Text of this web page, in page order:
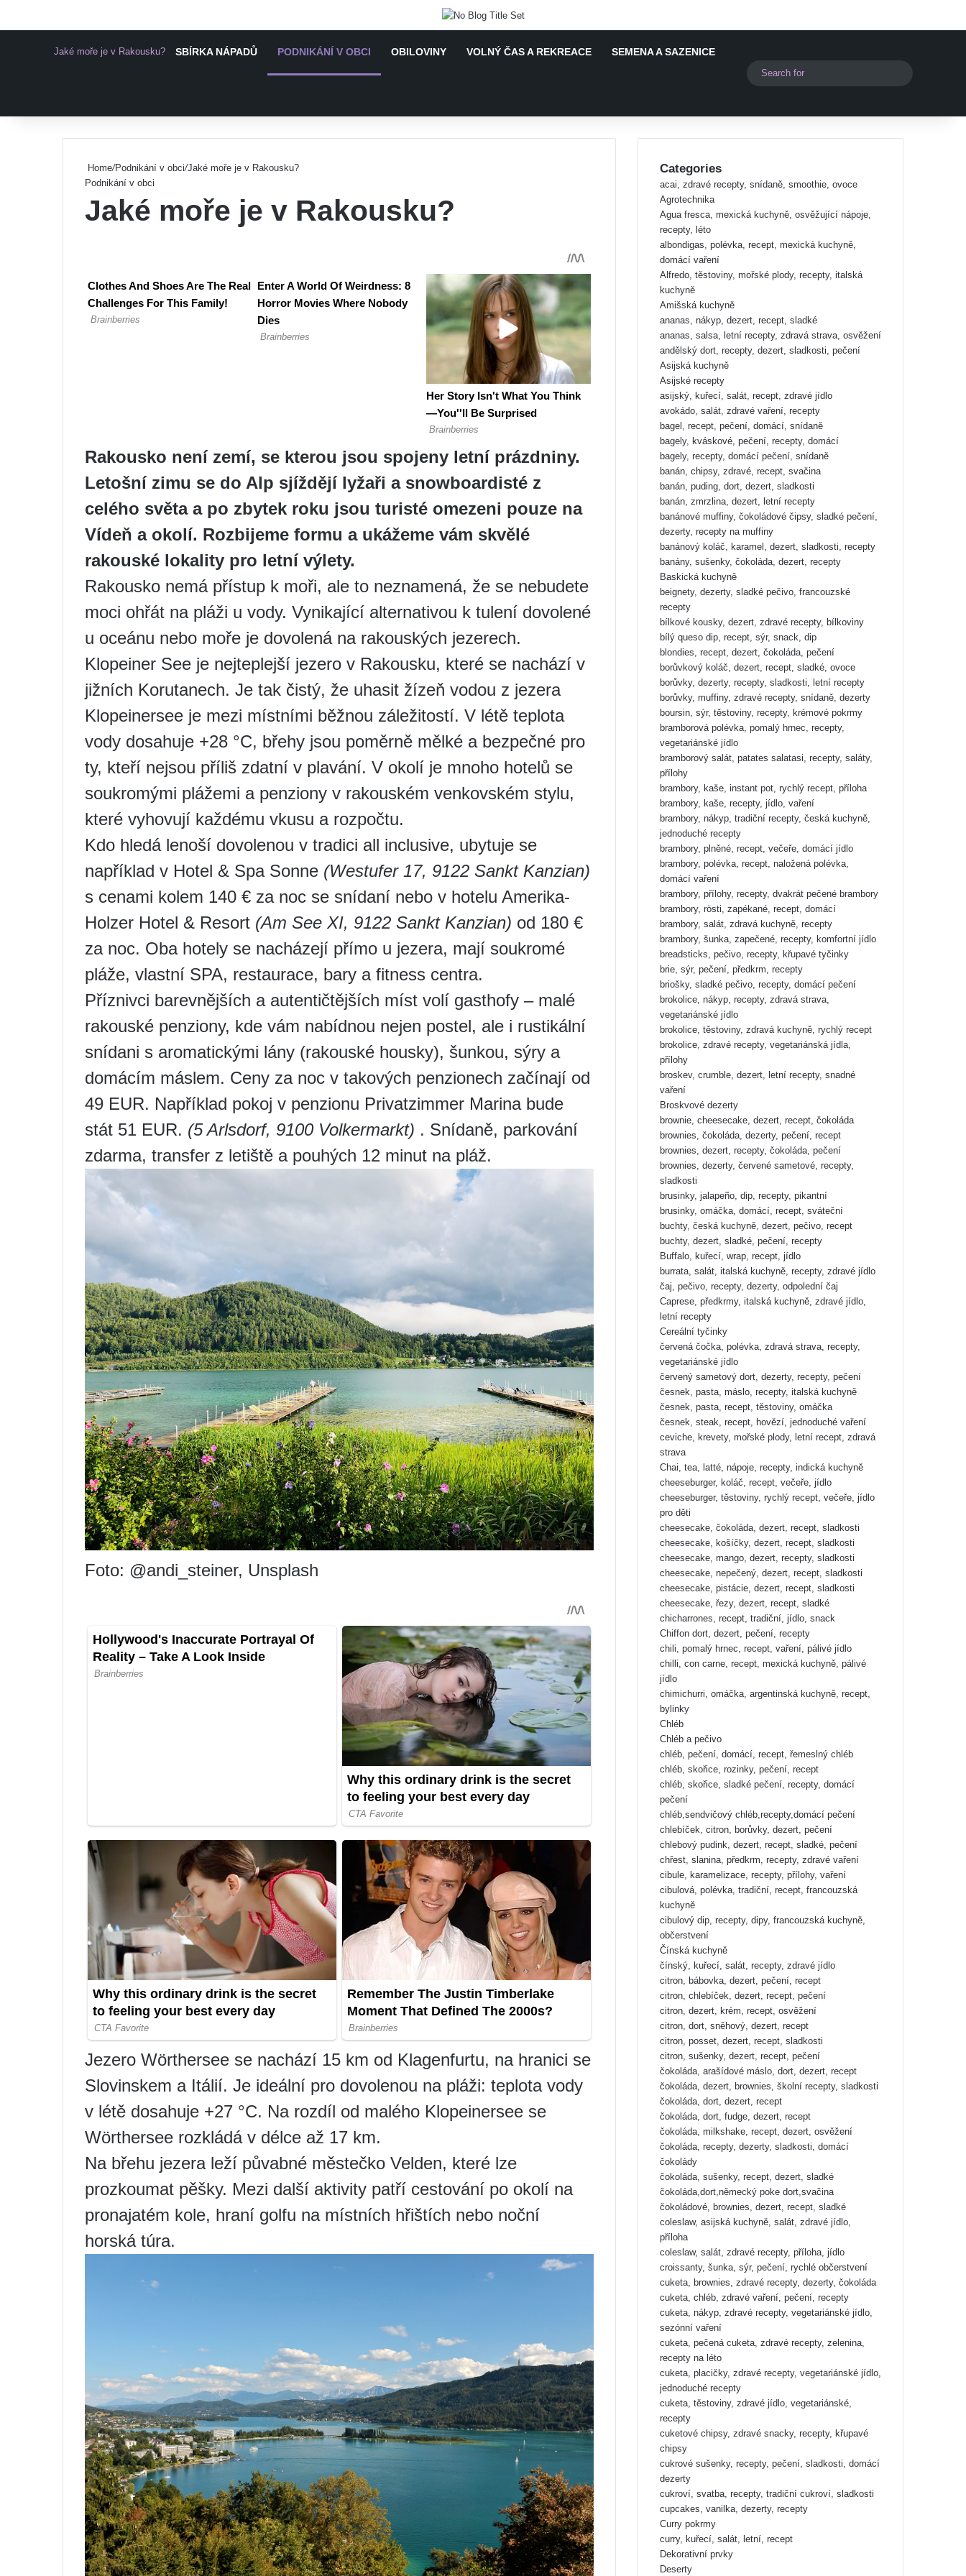
Jaké moře je v Rakousku? SBÍRKA NÁPADŮ PODNIKÁNÍ V OBCI OBILOVINY VOLNÝ ČAS A REKREACE SEMENA A SAZENICE
Switch skin
Home/Podnikání v obci/Jaké moře je v Rakousku?
Podnikání v obci
Jaké moře je v Rakousku?
Rakousko není zemí, se kterou jsou spojeny letní prázdniny.
Letošní zimu se do Alp sjíždějí lyžaři a snowboardisté ​​z
celého světa a po zbytek roku jsou turisté omezeni pouze na
Vídeň a okolí. Rozbijeme formu a ukážeme vám skvělé
rakouské lokality pro letní výlety.
Rakousko nemá přístup k moři, ale to neznamená, že se nebudete
moci ohřát na pláži u vody. Vynikající alternativou k tulení dovolené
u oceánu nebo moře je dovolená na rakouských jezerech.
Klopeiner See je nejteplejší jezero v Rakousku, které se nachází v
jižních Korutanech. Je tak čistý, že uhasit žízeň vodou z jezera
Klopeinersee je mezi místními běžnou záležitostí. V létě teplota
vody dosahuje +28 °C, břehy jsou poměrně mělké a bezpečné pro
ty, kteří nejsou příliš zdatní v plavání. V okolí je mnoho hotelů se
soukromými plážemi a penziony v rakouském venkovském stylu,
které vyhovují každému vkusu a rozpočtu.
Kdo hledá lenoší dovolenou v tradici all inclusive, ubytuje se
například v Hotel & Spa Sonne (Westufer 17, 9122 Sankt Kanzian)
s cenami kolem 140 € za noc se snídaní nebo v hotelu Amerika-
Holzer Hotel & Resort (Am See XI, 9122 Sankt Kanzian) od 180 €
za noc. Oba hotely se nacházejí přímo u jezera, mají soukromé
pláže, vlastní SPA, restaurace, bary a fitness centra.
Příznivci barevnějších a autentičtějších míst volí gasthofy – malé
rakouské penziony, kde vám nabídnou nejen postel, ale i rustikální
snídani s aromatickými lány (rakouské housky), šunkou, sýry a
domácím máslem. Ceny za noc v takových penzionech začínají od
49 EUR. Například pokoj v penzionu Privatzimmer Marina bude
stát 51 EUR. (5 Arlsdorf, 9100 Volkermarkt) . Snídaně, parkování
zdarma, transfer z letiště a pouhých 12 minut na pláž.
Foto: @andi_steiner, Unsplash
Jezero Wörthersee se nachází 15 km od Klagenfurtu, na hranici se
Slovinskem a Itálií. Je ideální pro dovolenou na pláži: teplota vody
v létě dosahuje +27 °C. Na rozdíl od malého Klopeinersee se
Wörthersee rozkládá v délce až 17 km.
Na břehu jezera leží půvabné městečko Velden, které lze
prozkoumat pěšky. Mezi další aktivity patří cestování po okolí na
pronajatém kole, hraní golfu na místních hřištích nebo noční
horská túra.
Categories
acai, zdravé recepty, snídaně, smoothie, ovoce
Agrotechnika
Agua fresca, mexická kuchyně, osvěžující nápoje,
recepty, léto
albondigas, polévka, recept, mexická kuchyně,
domácí vaření
Alfredo, těstoviny, mořské plody, recepty, italská
kuchyně
Amišská kuchyně
ananas, nákyp, dezert, recept, sladké
ananas, salsa, letní recepty, zdravá strava, osvěžení
andělský dort, recepty, dezert, sladkosti, pečení
Asijská kuchyně
Asijské recepty
asijský, kuřecí, salát, recept, zdravé jídlo
avokádo, salát, zdravé vaření, recepty
bagel, recept, pečení, domácí, snídaně
bagely, kváskové, pečení, recepty, domácí
bagely, recepty, domácí pečení, snídaně
banán, chipsy, zdravé, recept, svačina
banán, puding, dort, dezert, sladkosti
banán, zmrzlina, dezert, letní recepty
banánové muffiny, čokoládové čipsy, sladké pečení,
dezerty, recepty na muffiny
banánový koláč, karamel, dezert, sladkosti, recepty
banány, sušenky, čokoláda, dezert, recepty
Baskická kuchyně
beignety, dezerty, sladké pečivo, francouzské
recepty
bílkové kousky, dezert, zdravé recepty, bílkoviny
bílý queso dip, recept, sýr, snack, dip
blondies, recept, dezert, čokoláda, pečení
borůvkový koláč, dezert, recept, sladké, ovoce
borůvky, dezerty, recepty, sladkosti, letní recepty
borůvky, muffiny, zdravé recepty, snídaně, dezerty
boursin, sýr, těstoviny, recepty, krémové pokrmy
bramborová polévka, pomalý hrnec, recepty,
vegetariánské jídlo
bramborový salát, patates salatasi, recepty, saláty,
přílohy
brambory, kaše, instant pot, rychlý recept, příloha
brambory, kaše, recepty, jídlo, vaření
brambory, nákyp, tradiční recepty, česká kuchyně,
jednoduché recepty
brambory, plněné, recept, večeře, domácí jídlo
brambory, polévka, recept, naložená polévka,
domácí vaření
brambory, přílohy, recepty, dvakrát pečené brambory
brambory, rösti, zapékané, recept, domácí
brambory, salát, zdravá kuchyně, recepty
brambory, šunka, zapečené, recepty, komfortní jídlo
breadsticks, pečivo, recepty, křupavé tyčinky
brie, sýr, pečení, předkrm, recepty
briošky, sladké pečivo, recepty, domácí pečení
brokolice, nákyp, recepty, zdravá strava,
vegetariánské jídlo
brokolice, těstoviny, zdravá kuchyně, rychlý recept
brokolice, zdravé recepty, vegetariánská jídla,
přílohy
broskev, crumble, dezert, letní recepty, snadné
vaření
Broskvové dezerty
brownie, cheesecake, dezert, recept, čokoláda
brownies, čokoláda, dezerty, pečení, recept
brownies, dezert, recepty, čokoláda, pečení
brownies, dezerty, červené sametové, recepty,
sladkosti
brusinky, jalapeño, dip, recepty, pikantní
brusinky, omáčka, domácí, recept, sváteční
buchty, česká kuchyně, dezert, pečivo, recept
buchty, dezert, sladké, pečení, recepty
Buffalo, kuřecí, wrap, recept, jídlo
burrata, salát, italská kuchyně, recepty, zdravé jídlo
čaj, pečivo, recepty, dezerty, odpolední čaj
Caprese, předkrmy, italská kuchyně, zdravé jídlo,
letní recepty
Cereální tyčinky
červená čočka, polévka, zdravá strava, recepty,
vegetariánské jídlo
červený sametový dort, dezerty, recepty, pečení
česnek, pasta, máslo, recepty, italská kuchyně
česnek, pasta, recept, těstoviny, omáčka
česnek, steak, recept, hovězí, jednoduché vaření
ceviche, krevety, mořské plody, letní recept, zdravá
strava
Chai, tea, latté, nápoje, recepty, indická kuchyně
cheeseburger, koláč, recept, večeře, jídlo
cheeseburger, těstoviny, rychlý recept, večeře, jídlo
pro děti
cheesecake, čokoláda, dezert, recept, sladkosti
cheesecake, košíčky, dezert, recept, sladkosti
cheesecake, mango, dezert, recepty, sladkosti
cheesecake, nepečený, dezert, recept, sladkosti
cheesecake, pistácie, dezert, recept, sladkosti
cheesecake, řezy, dezert, recept, sladké
chicharrones, recept, tradiční, jídlo, snack
Chiffon dort, dezert, pečení, recepty
chili, pomalý hrnec, recept, vaření, pálivé jídlo
chilli, con carne, recept, mexická kuchyně, pálivé
jídlo
chimichurri, omáčka, argentinská kuchyně, recept,
bylinky
Chléb
Chléb a pečivo
chléb, pečení, domácí, recept, řemeslný chléb
chléb, skořice, rozinky, pečení, recept
chléb, skořice, sladké pečení, recepty, domácí
pečení
chléb,sendvičový chléb,recepty,domácí pečení
chlebíček, citron, borůvky, dezert, pečení
chlebový pudink, dezert, recept, sladké, pečení
chřest, slanina, předkrm, recepty, zdravé vaření
cibule, karamelizace, recepty, přílohy, vaření
cibulová, polévka, tradiční, recept, francouzská
kuchyně
cibulový dip, recepty, dipy, francouzská kuchyně,
občerstvení
Čínská kuchyně
čínský, kuřecí, salát, recepty, zdravé jídlo
citron, bábovka, dezert, pečení, recept
citron, chlebíček, dezert, recept, pečení
citron, dezert, krém, recept, osvěžení
citron, dort, sněhový, dezert, recept
citron, posset, dezert, recept, sladkosti
citron, sušenky, dezert, recept, pečení
čokoláda, arašídové máslo, dort, dezert, recept
čokoláda, dezert, brownies, školní recepty, sladkosti
čokoláda, dort, dezert, recept
čokoláda, dort, fudge, dezert, recept
čokoláda, milkshake, recept, dezert, osvěžení
čokoláda, recepty, dezerty, sladkosti, domácí
čokolády
čokoláda, sušenky, recept, dezert, sladké
čokoláda,dort,německý poke dort,svačina
čokoládové, brownies, dezert, recept, sladké
coleslaw, asijská kuchyně, salát, zdravé jídlo,
příloha
coleslaw, salát, zdravé recepty, příloha, jídlo
croissanty, šunka, sýr, pečení, rychlé občerstvení
cuketa, brownies, zdravé recepty, dezerty, čokoláda
cuketa, chléb, zdravé vaření, pečení, recepty
cuketa, nákyp, zdravé recepty, vegetariánské jídlo,
sezónní vaření
cuketa, pečená cuketa, zdravé recepty, zelenina,
recepty na léto
cuketa, placičky, zdravé recepty, vegetariánské jídlo,
jednoduché recepty
cuketa, těstoviny, zdravé jídlo, vegetariánské,
recepty
cuketové chipsy, zdravé snacky, recepty, křupavé
chipsy
cukrové sušenky, recepty, pečení, sladkosti, domácí
dezerty
cukroví, svatba, recepty, tradiční cukroví, sladkosti
cupcakes, vanilka, dezerty, recepty
Curry pokrmy
curry, kuřecí, salát, letní, recept
Dekorativní prvky
Deserty